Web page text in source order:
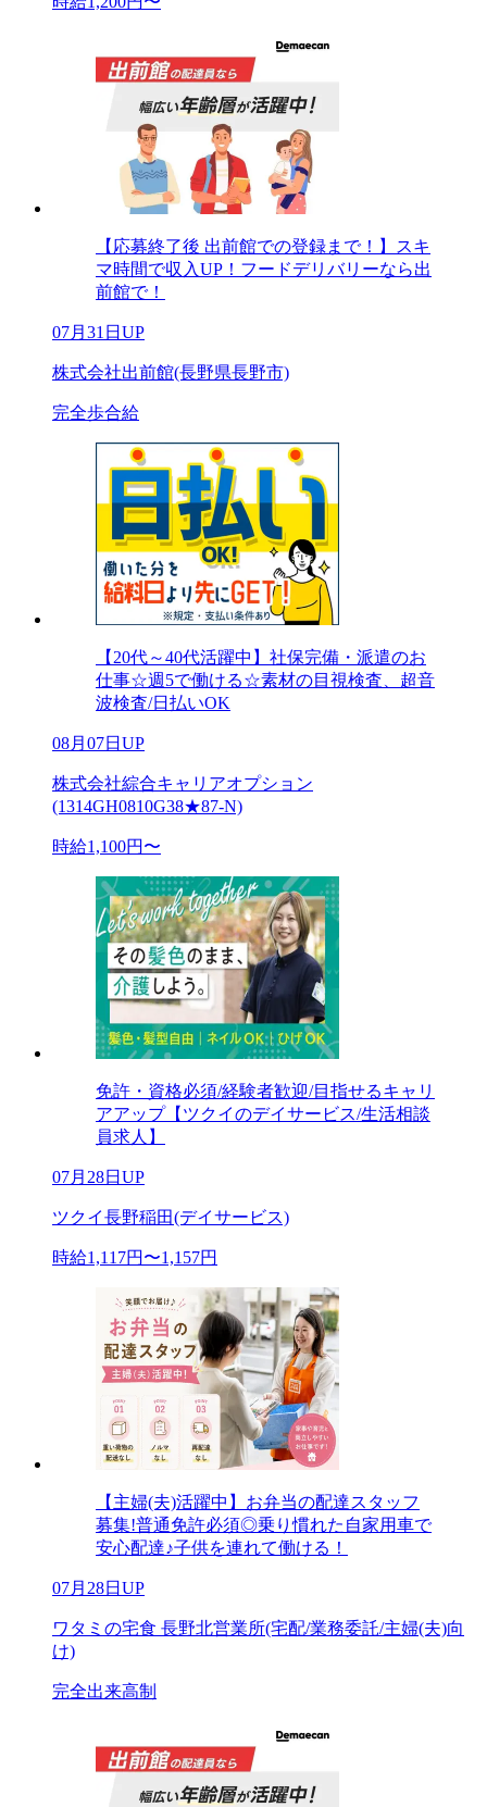
【応募終了後 出前館での登録まで！】スキ
マ時間で収入UP！フードデリバリーなら出
前館で！
07月31日UP
株式会社出前館(長野県長野市)
完全歩合給
【20代～40代活躍中】社保完備・派遣のお
仕事☆週5で働ける☆素材の目視検査、超音
波検査/日払いOK
08月07日UP
株式会社綜合キャリアオプション
(1314GH0810G38★87-N)
時給1,100円〜
免許・資格必須/経験者歓迎/目指せるキャリ
アアップ【ツクイのデイサービス/生活相談
員求人】
07月28日UP
ツクイ長野稲田(デイサービス)
時給1,117円〜1,157円
【主婦(夫)活躍中】お弁当の配達スタッフ
募集!普通免許必須◎乗り慣れた自家用車で
安心配達♪子供を連れて働ける！
07月28日UP
ワタミの宅食 長野北営業所(宅配/業務委託/主婦(夫)向
け)
完全出来高制